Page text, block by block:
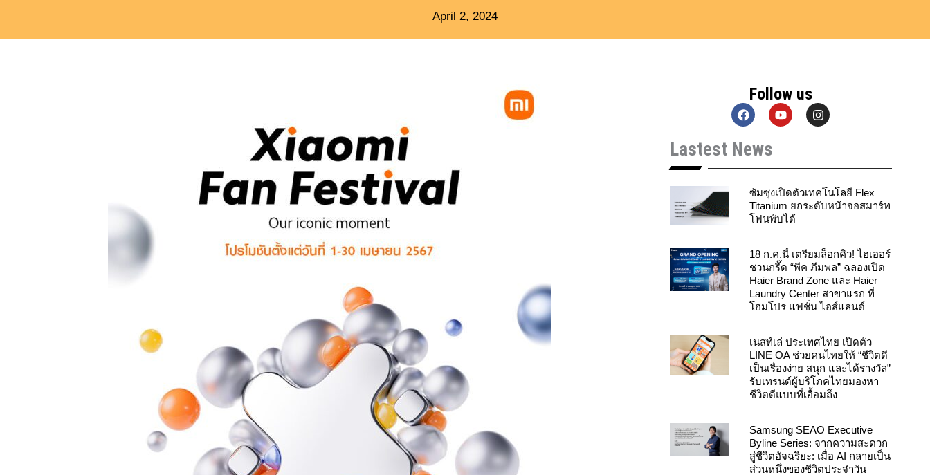
April 2, 2024
Follow us
F
a
e
b
o
Y
o
b
I
n
g
a
m
Lastest News
ซัมซุงเปิดตัวเทคโนโลยี Flex
Titanium ยกระดับหน้าจอสมาร์ท
โฟนพับได้
18 ก.ค.นี้ เตรียมล็อกคิว! ไฮเออร์
ชวนกรี๊ด “พีค ภีมพล” ฉลองเปิด
Haier Brand Zone และ Haier
Laundry Center สาขาแรก ที่
โฮมโปร แฟชั่น ไอส์แลนด์
เนสท์เล่ ประเทศไทย เปิดตัว
LINE OA ช่วยคนไทยให้ “ชีวิตดี
เป็นเรื่องง่าย สนุก และได้รางวัล”
รับเทรนด์ผู้บริโภคไทยมองหา
ชีวิตดีแบบที่เอื้อมถึง
Samsung SEAO Executive
Byline Series: จากความสะดวก
สู่ชีวิตอัจฉริยะ: เมื่อ AI กลายเป็น
ส่วนหนึ่งของชีวิตประจำวัน